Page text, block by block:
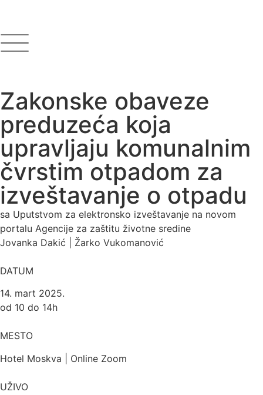
Zakonske obaveze
preduzeća koja
upravljaju komunalnim
čvrstim otpadom za
izveštavanje o otpadu
sa Uputstvom za elektronsko izveštavanje na novom
portalu Agencije za zaštitu životne sredine
Jovanka Dakić | Žarko Vukomanović
DATUM
14. mart 2025.
od 10 do 14h
MESTO
Hotel Moskva | Online Zoom
UŽIVO